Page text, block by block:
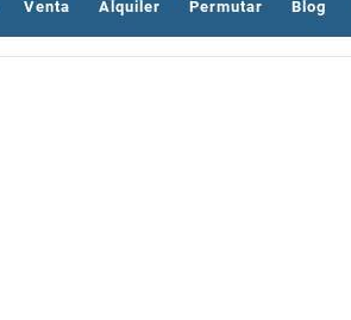
Venta Alquiler Permutar Blog